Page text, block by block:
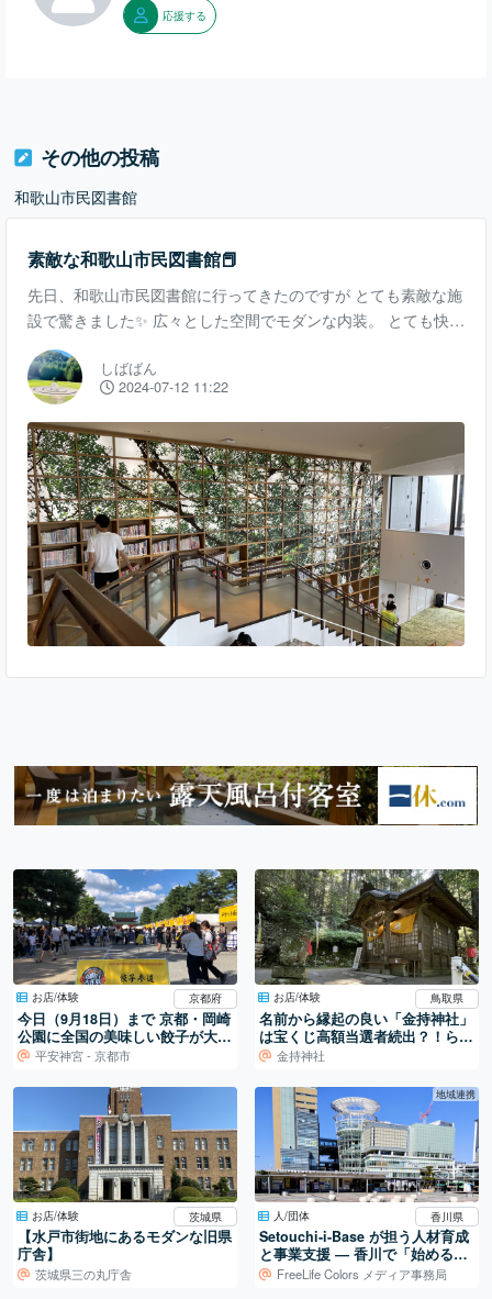
応援する
その他の投稿
和歌山市民図書館
素敵な和歌山市民図書館📕
先日、和歌山市民図書館に行ってきたのですが とても素敵な施
設で驚きました✨ 広々とした空間でモダンな内装。 とても快適
に過ごせます。 えほんの山では ワクワクみんなのおはなし会
という イベントも開催されています。 4階には地域子育て支援
拠点室があります。 遊具が揃っていました。 他には、 もぐも
ぐスペースという 食事ができる場所もありました。 ゆったり
と読書できるスペースがいたるところにあります。 屋上テラス
もあり、 自習の息抜きに休憩しにきている学生が沢山いまし
た。 屋上からは和歌山城も見えま
しばばん
2024-07-12 11:22
お店/体験 京都府
今日（9月18日）まで 京都・岡崎
公園に全国の美味しい餃子が大集
結！平安神宮 - 京都市
お店/体験 鳥取県
名前から縁起の良い「金持神社」
は宝くじ高額当選者続出？！らし
い 金持神社
お店/体験 茨城県
【水戸市街地にあるモダンな旧県
庁舎】
茨城県三の丸庁舎
地域連携
人/団体 香川県
Setouchi-i-Base が担う人材育成
と事業支援 ― 香川で「始める」
を支える拠点
FreeLife Colors メディア事務局